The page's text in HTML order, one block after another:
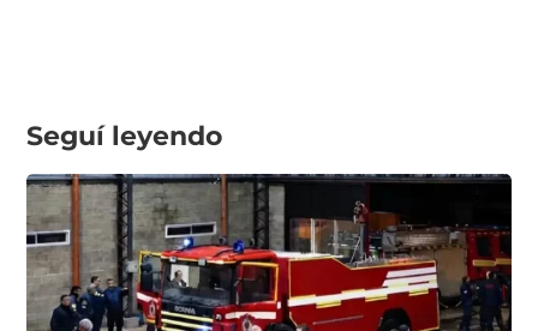
Seguí leyendo